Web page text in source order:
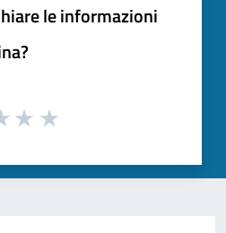
le informazioni